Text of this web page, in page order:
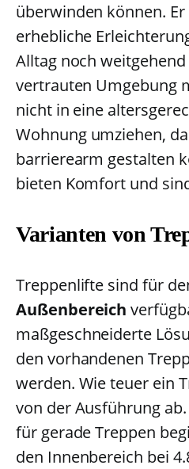
überwinden können.
erhebliche
Alltag noch
vertrauten Umgebung
nicht in eine
Wohnung umziehen,
barrierearm gestalten
bieten Komfort und
Varianten von
Treppenlifte sind für
Außenbereich
maßgeschneiderte
den vorhandenen
werden. Wie teuer ein
von der Ausführung
für gerade Treppen
den Innenbereich bei